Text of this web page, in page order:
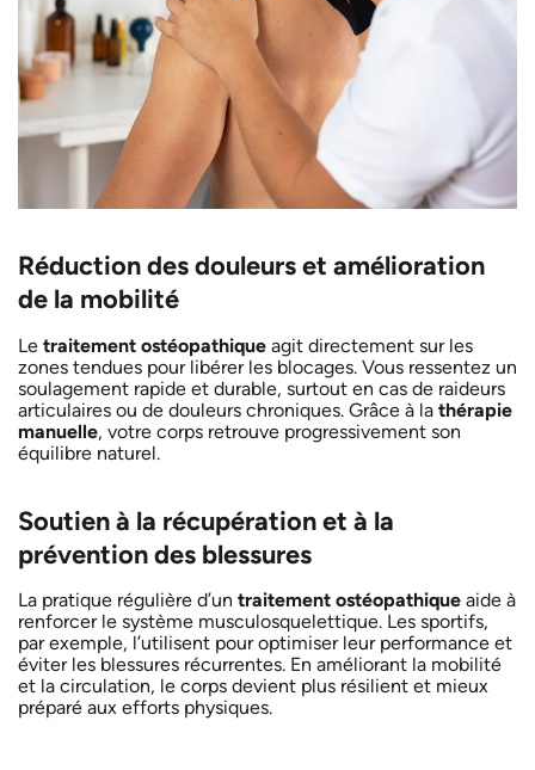
Réduction des douleurs et amélioration
de la mobilité
Le traitement ostéopathiqueagit directement sur les
zones tendues pour libérer les blocages. Vous ressentez un
soulagement rapide et durable, surtout en cas de raideurs
articulaires ou de douleurs chroniques. Grâce à la thérapie
manuelle, votre corps retrouve progressivement son
équilibre naturel.
Soutien à la récupération et à la
prévention des blessures
La pratique régulière d’un traitement ostéopathiqueaide à
renforcer le système musculosquelettique. Les sportifs,
par exemple, l’utilisent pour optimiser leur performance et
éviter les blessures récurrentes. En améliorant la mobilité
et la circulation, le corps devient plus résilient et mieux
préparé aux efforts physiques.